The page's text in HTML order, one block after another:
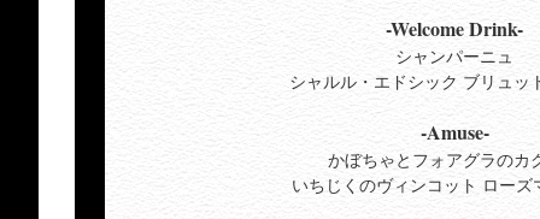
-Welcome Drink-
シャンパーニュ
シャルル・エドシック ブリュッ
-Amuse-
かぼちゃとフォアグラのカ
いちじくのヴィンコット ローズ